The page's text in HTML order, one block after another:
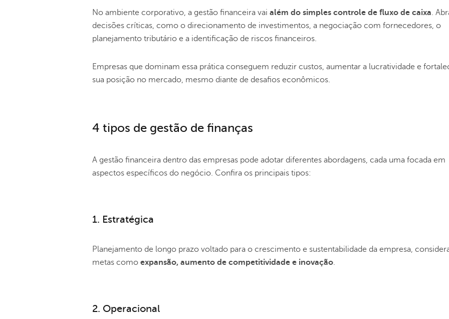
No ambiente corporativo, a gestão financeira vai além do simples controle de fluxo de caixa.
decisões críticas, como o direcionamento de investimentos, a negociação com fornecedores, o
planejamento tributário e a identificação de riscos financeiros.
Empresas que dominam essa prática conseguem reduzir custos, aumentar a lucratividade e
sua posição no mercado, mesmo diante de desafios econômicos.
4 tipos de gestão de finanças
A gestão financeira dentro das empresas pode adotar diferentes abordagens, cada uma focada em
aspectos específicos do negócio. Confira os principais tipos:
1. Estratégica
Planejamento de longo prazo voltado para o crescimento e sustentabilidade da empresa,
metas como expansão, aumento de competitividade e inovação.
2. Operacional